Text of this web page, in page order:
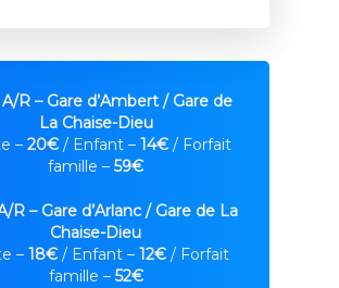
R – Gare d’Ambert / Gare de
La Chaise-Dieu
– 20€/ Enfant – 14€/ Forfait
famille – 59€
R – Gare d’Arlanc / Gare de La
Chaise-Dieu
– 18€ / Enfant – 12€ / Forfait
famille –52€